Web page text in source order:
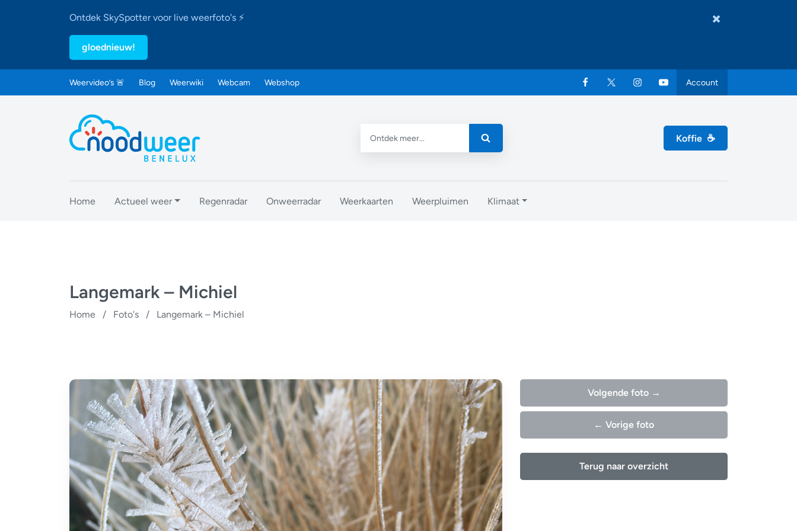
Ontdek SkySpotter voor live weerfoto's ⚡
gloednieuw!
Weervideo’s 🚨 Blog Weerwiki Webcam Webshop Account
Koffie ☕
Home Actueel weer Regenradar Onweerradar Weerkaarten Weerpluimen Klimaat
Langemark – Michiel
Home / Foto's / Langemark – Michiel
Volgende foto →
← Vorige foto
Terug naar overzicht